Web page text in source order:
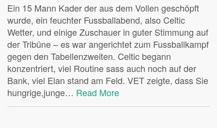
Ein 15 Mann Kader der aus dem Vollen geschöpft
wurde, ein feuchter Fussballabend, also Celtic
Wetter, und einige Zuschauer in guter Stimmung auf
der Tribüne – es war angerichtet zum Fussballkampf
gegen den Tabellenzweiten. Celtic begann
konzentriert, viel Routine sass auch noch auf der
Bank, viel Elan stand am Feld. VET zeigte, dass Sie
hungrige,junge… Read More